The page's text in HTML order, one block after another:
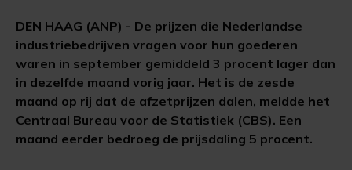
DEN HAAG (ANP) - De prijzen die Nederlandse
industriebedrijven vragen voor hun goederen
waren in september gemiddeld 3 procent lager dan
in dezelfde maand vorig jaar. Het is de zesde
maand op rij dat de afzetprijzen dalen, meldde het
Centraal Bureau voor de Statistiek (CBS). Een
maand eerder bedroeg de prijsdaling 5 procent.